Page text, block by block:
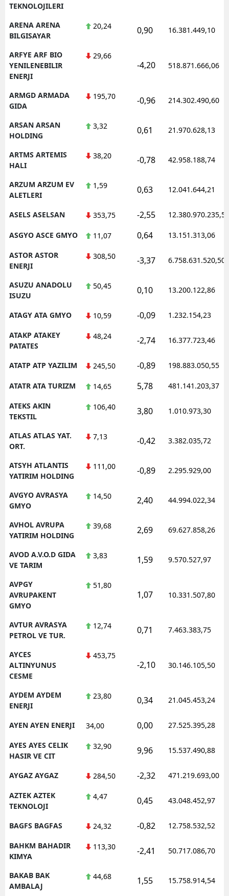
TEKNOLOJILERI
ARENA ARENA
BILGISAYAR
20,24 0,90 16.381.449,10
ARFYE ARF BIO
YENILENEBILIR
ENERJI
29,66
-4,20 518.871.666,06
ARMGD ARMADA
GIDA
195,70 -0,96 214.302.490,60
ARSAN ARSAN
HOLDING
3,32 0,61 21.970.628,13
ARTMS ARTEMIS
HALI
38,20 -0,78 42.958.188,74
ARZUM ARZUM EV
ALETLERI
1,59 0,63 12.041.644,21
ASELS ASELSAN 353,75 -2,55 12.380.970.235,50
ASGYO ASCE GMYO 11,07 0,64 13.151.313,06
ASTOR ASTOR
ENERJI
308,50 -3,37 6.758.631.520,50
ASUZU ANADOLU
ISUZU
50,45 0,10 13.200.122,86
ATAGY ATA GMYO 10,59 -0,09 1.232.154,23
ATAKP ATAKEY
PATATES
48,24 -2,74 16.377.723,46
ATATP ATP YAZILIM 245,50 -0,89 198.883.050,55
ATATR ATA TURIZM 14,65 5,78 481.141.203,37
ATEKS AKIN
TEKSTIL
106,40 3,80 1.010.973,30
ATLAS ATLAS YAT.
ORT.
7,13 -0,42 3.382.035,72
ATSYH ATLANTIS
YATIRIM HOLDING
111,00 -0,89 2.295.929,00
AVGYO AVRASYA
GMYO
14,50 2,40 44.994.022,34
AVHOL AVRUPA
YATIRIM HOLDING
39,68 2,69 69.627.858,26
AVOD A.V.O.D GIDA
VE TARIM
3,83 1,59 9.570.527,97
AVPGY
AVRUPAKENT
GMYO
51,80
1,07 10.331.507,80
AVTUR AVRASYA
PETROL VE TUR.
12,74 0,71 7.463.383,75
AYCES
ALTINYUNUS
CESME
453,75
-2,10 30.146.105,50
AYDEM AYDEM
ENERJI
23,80 0,34 21.045.453,24
AYEN AYEN ENERJI 34,00 0,00 27.525.395,28
AYES AYES CELIK
HASIR VE CIT
32,90 9,96 15.537.490,88
AYGAZ AYGAZ 284,50 -2,32 471.219.693,00
AZTEK AZTEK
TEKNOLOJI
4,47 0,45 43.048.452,97
BAGFS BAGFAS 24,32 -0,82 12.758.532,52
BAHKM BAHADIR
KIMYA
113,30 -2,41 50.717.086,70
BAKAB BAK
AMBALAJ
44,68 1,55 15.758.914,54